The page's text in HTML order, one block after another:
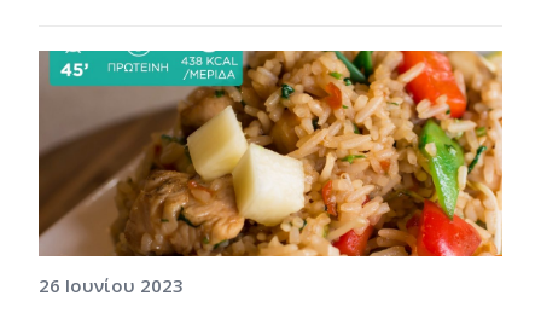
26 Ιουνίου 2023